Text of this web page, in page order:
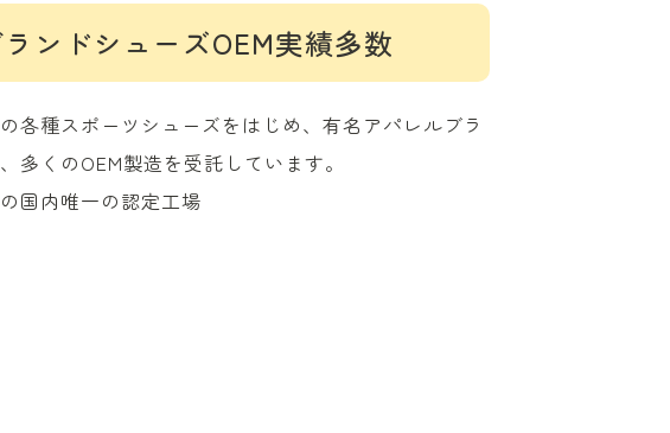
ンドシューズOEM実績多数
各種スポーツシューズをはじめ、有名アパレルブラ
多くのOEM製造を受託しています。
国内唯一の認定工場